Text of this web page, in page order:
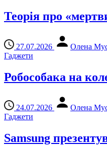
Теорія про
27.07.2026
Олена
Гаджети
Робособака на
24.07.2026
Олена
Гаджети
Samsung